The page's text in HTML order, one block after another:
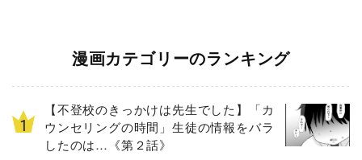
漫画カテゴリーのランキング
【不登校のきっかけは先生でした】「カ
ウンセリングの時間」生徒の情報をバラ
したのは…《第２話》